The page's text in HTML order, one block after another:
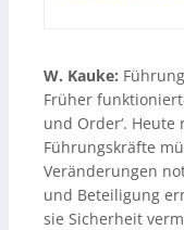
W. Kauke:
Früher
und Order‘.
Führungskräfte
Veränderungen
und Beteiligung
sie Sicherheit